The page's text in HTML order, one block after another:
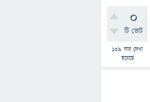
0
টি ভোট
139 বার দেখা
হয়েছে